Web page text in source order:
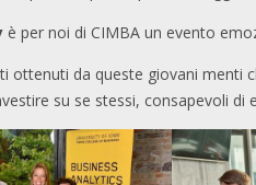
è per noi di CIMBA un evento
ottenuti da queste giovani menti
su se stessi, consapevoli di